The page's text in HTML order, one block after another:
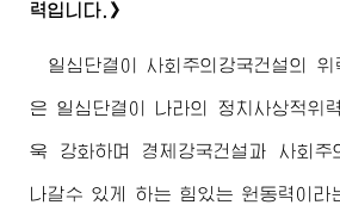
력입니다.》
일심단결이 사회주의강국건설의 위
은 일심단결이 나라의 정치사상적위
욱 강화하며 경제강국건설과 사회주
나갈수 있게 하는 힘있는 원동력이라